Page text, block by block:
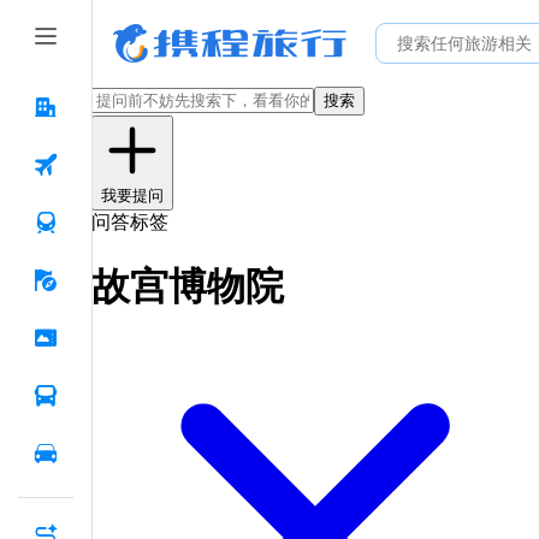
搜索
我要提问
问答标签
故宫博物院